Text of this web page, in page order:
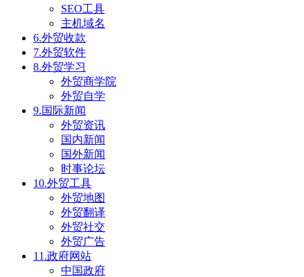
SEO工具
主机域名
6.外贸收款
7.外贸软件
8.外贸学习
外贸商学院
外贸自学
9.国际新闻
外贸资讯
国内新闻
国外新闻
时事论坛
10.外贸工具
外贸地图
外贸翻译
外贸社交
外贸广告
11.政府网站
中国政府